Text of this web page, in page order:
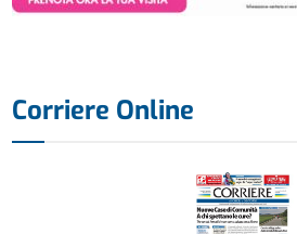
Corriere Online